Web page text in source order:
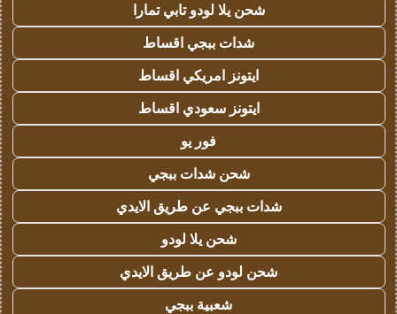
شحن يلا لودو تابي تمارا
شدات ببجي اقساط
ايتونز امريكي اقساط
ايتونز سعودي اقساط
فور يو
شحن شدات ببجي
شدات ببجي عن طريق الايدي
شحن يلا لودو
شحن لودو عن طريق الايدي
شعبية ببجي